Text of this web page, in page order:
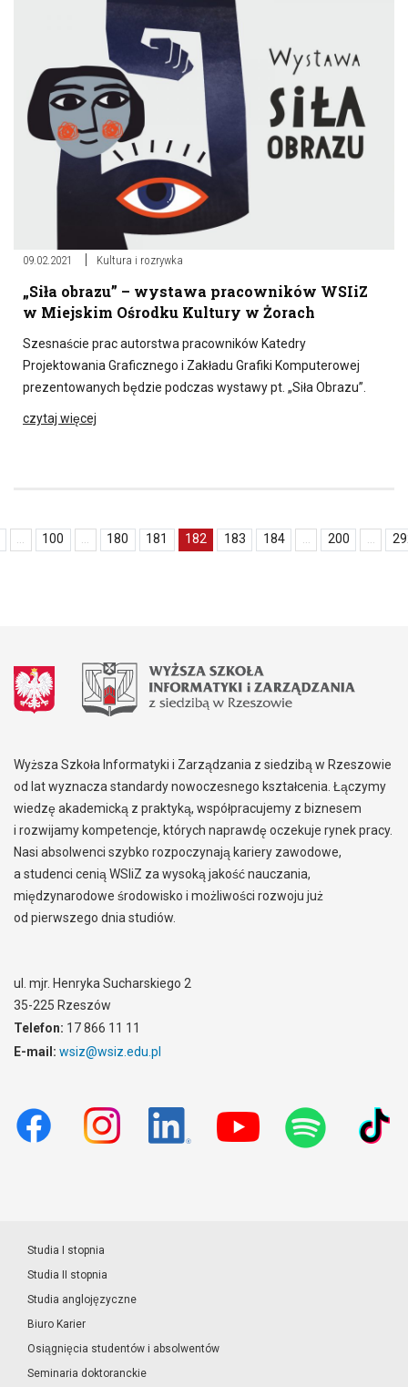
09.02.2021 Kultura i rozrywka
„Siła obrazu” – wystawa pracowników WSIiZ
w Miejskim Ośrodku Kultury w Żorach
Szesnaście prac autorstwa pracowników Katedry
Projektowania Graficznego i Zakładu Grafiki Komputerowej
prezentowanych będzie podczas wystawy pt. „Siła Obrazu”.
czytaj więcej
... 100 ... 180 181 182 183 184 ... 200 ...
Wyższa Szkoła Informatyki i Zarządzania z siedzibą w Rzeszowie
od lat wyznacza standardy nowoczesnego kształcenia. Łączymy
wiedzę akademicką z praktyką, współpracujemy z biznesem
i rozwijamy kompetencje, których naprawdę oczekuje rynek pracy.
Nasi absolwenci szybko rozpoczynają kariery zawodowe,
a studenci cenią WSIiZ za wysoką jakość nauczania,
międzynarodowe środowisko i możliwości rozwoju już
od pierwszego dnia studiów.
ul. mjr. Henryka Sucharskiego 2
35-225 Rzeszów
Telefon: 17 866 11 11
E-mail: wsiz@wsiz.edu.pl
Studia I stopnia
Studia II stopnia
Studia anglojęzyczne
Biuro Karier
Osiągnięcia studentów i absolwentów
Seminaria doktoranckie